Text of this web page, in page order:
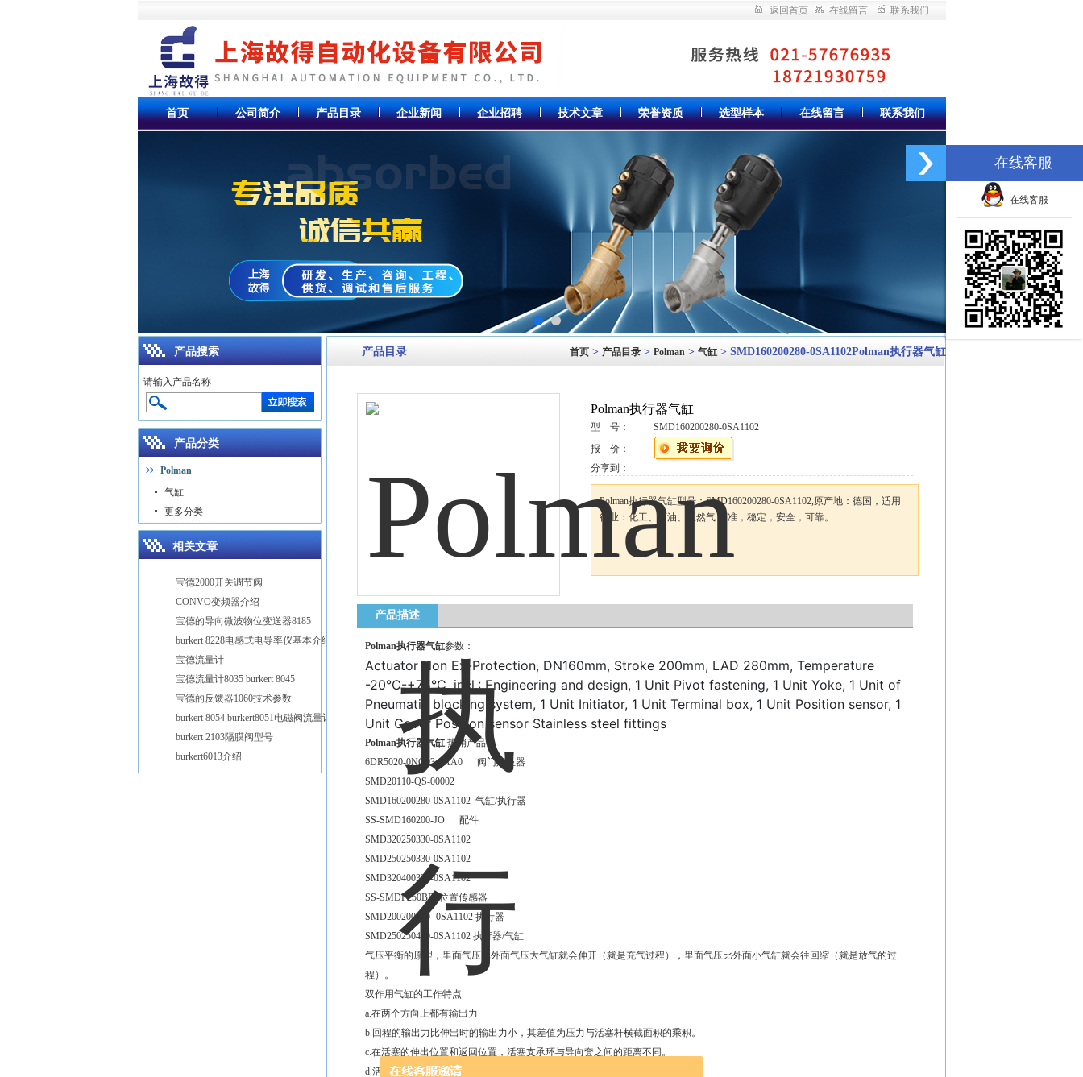
返回首页 在线留言 联系我们
首页 公司简介 产品目录 企业新闻 企业招聘 技术文章 荣誉资质 选型样本 在线留言 联系我们
产品目录 首页> 产品目录> Polman> 气缸> SMD160200280-0SA1102Polman执行器气缸
Polman执行器气缸
型 号：
SMD160200280-0SA1102
报 价：
分享到：
Polman执行器气缸型号：SMD160200280-0SA1102,原产地：德国，适用
行业：化工、石油、天然气.精准，稳定，安全，可靠。
产品描述
Polman执行器气缸参数：
Actuator Non Ex-Protection, DN160mm, Stroke 200mm, LAD 280mm, Temperature
-20°C-+75°C, incl.: Engineering and design, 1 Unit Pivot fastening, 1 Unit Yoke, 1 Unit of
Pneumatic blocking system, 1 Unit Initiator, 1 Unit Terminal box, 1 Unit Position sensor, 1
Unit Cover Position sensor Stainless steel fittings
Polman执行器气缸 热销产品：
6DR5020-0NG03-0AA0 阀门定位器
SMD20110-QS-00002
SMD160200280-0SA1102 气缸/执行器
SS-SMD160200-JO 配件
SMD320250330-0SA1102
SMD250250330-0SA1102
SMD320400330-0SA1102
SS-SMDP250BB 位置传感器
SMD200200280- 0SA1102 执行器
SMD250250480-0SA1102 执行器/气缸
气压平衡的原理，里面气压比外面气压大气缸就会伸开（就是充气过程），里面气压比外面小气缸就会往回缩（就是放气的过
程）。
双作用气缸的工作特点
a.在两个方向上都有输出力
b.回程的输出力比伸出时的输出力小，其差值为压力与活塞杆横截面积的乘积。
c.在活塞的伸出位置和返回位置，活塞支承环与导向套之间的距离不同。
d.活塞杆不能承受径向载荷。
产品搜索
请输入产品名称
产品分类
Polman
气缸
更多分类
相关文章
宝德2000开关调节阀
CONVO变频器介绍
宝德的导向微波物位变送器8185
burkert 8228电感式电导率仪基本介绍
宝德流量计
宝德流量计8035 burkert 8045
宝德的反馈器1060技术参数
burkert 8054 burkert8051电磁阀流量计
burkert 2103隔膜阀型号
burkert6013介绍
在线客服
在线客服